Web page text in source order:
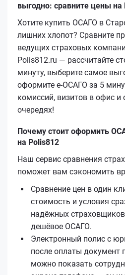
выгодно: сравните цены на
Хотите купить ОСАГО в
лишних хлопот? Сравните
ведущих страховых
Polis812.ru — рассчитайте
минуту, выберите самое
оформите е‑ОСАГО за 5
комиссий, визитов в офис
очередях!
Почему стоит оформить
на Polis812
Наш сервис сравнения
поможет вам сэкономить
Сравнение цен в один
стоимость и условия
надёжных
дешёвое ОСАГО.
Электронный полис с
после оплаты документ
можно показать